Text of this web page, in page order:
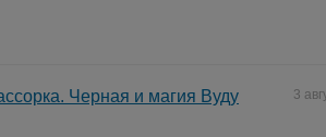
3
Черная и магия Вуду